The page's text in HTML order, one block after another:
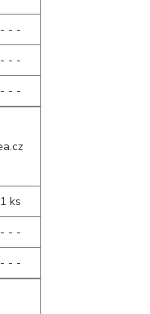
- - -
- - -
- - -
1 ks
- - -
- - -